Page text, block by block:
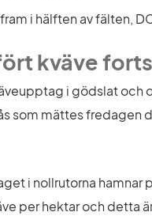
i hälften av fälten,
kväve
i gödslat
som mättes fredagen
i nollrutorna hamnar
per hektar och detta